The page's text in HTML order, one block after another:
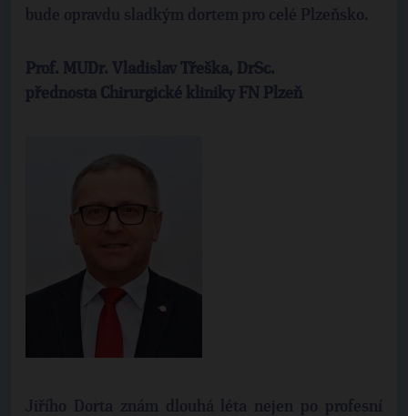
bude opravdu sladkým dortem pro celé Plzeňsko.
Prof. MUDr. Vladislav Třeška, DrSc.
přednosta Chirurgické kliniky FN Plzeň
Jiřího Dorta znám dlouhá léta nejen po profesní